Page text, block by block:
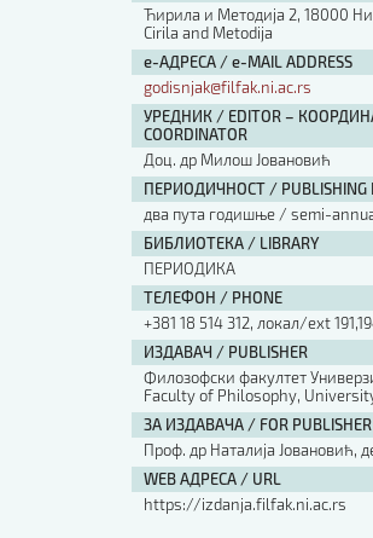
ПРЕТРАГА ИЗДАЊА
Наслов или део наслова
АУТОР / AUTHOR
Ћирила и Методија 2, 18000
Cirila and Metodija
е-АДРЕСА / e-MAIL ADDRESS
godisnjak@filfak.ni.ac.rs
УРЕДНИК / EDITOR –
COORDINATOR
Доц. др Mилош Јовановић
ПЕРИОДИЧНОСТ / PUBLISHING
два пута годишње / semi-
БИБЛИОТЕКА / LIBRARY
ПЕРИОДИКА
ТЕЛЕФОН / PHONE
+381 18 514 312, локал/ext
ИЗДАВАЧ / PUBLISHER
Филозофски факултет
Faculty of Philosophy,
ЗА ИЗДАВАЧА / FOR PUBLISHER
Проф. др Наталија Јовановић,
WEB АДРЕСА / URL
https://izdanja.filfak.ni.ac.rs